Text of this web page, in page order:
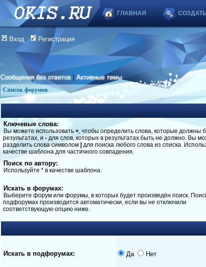
ГЛАВНАЯ
Вход Регистрация
Сообщения без ответов |Активные темы
Список форумов
Ключевые слова:
Вы можете использовать +, чтобы определить слова, которые должны
результатах, и - для слов, которых в результатах быть не должно. Вы
разделить слова символом
для поиска любого слова из списка.
качестве шаблона для частичного совпадения.
Поиск по автору:
Используйте * в качестве шаблона.
Искать в форумах:
Выберите форум или форумы, в которых будет произведён поиск.
подфорумах производится автоматически, если вы не отключили
соответствующую опцию ниже.
Искать в подфорумах: Да Нет